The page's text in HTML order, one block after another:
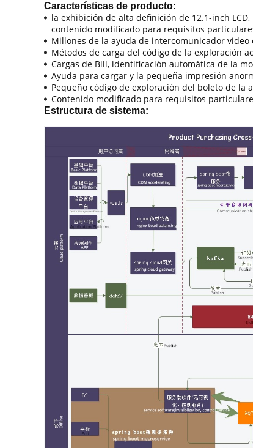
Características de producto:
la exhibición de alta definición de 12.1-inch
contenido modificado para requisitos
Millones de la ayuda de intercomunicador
Métodos de carga del código de la exploración
Cargas de Bill, identificación automática de la
Ayuda para cargar y la pequeña impresión
Pequeño código de exploración del boleto de la
Contenido modificado para requisitos
Estructura de sistema: